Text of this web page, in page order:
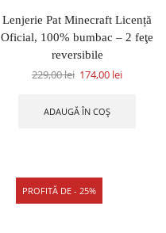
Lenjerie Pat Minecraft Licență
Oficial, 100% bumbac – 2 feţe
reversibile
229,00lei 174,00 lei
ADAUGĂ ÎN COȘ
PROFITĂ DE - 25%